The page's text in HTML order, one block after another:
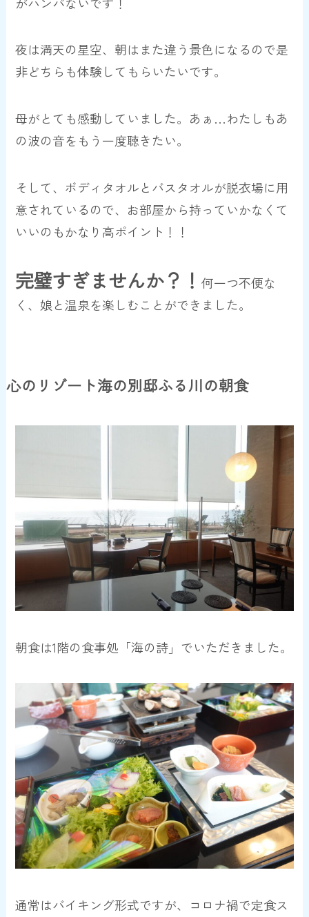
夜は満天の星空、朝はまた違う景色になるので是
非どちらも体験してもらいたいです。
母がとても感動していました。あぁ…わたしもあ
の波の音をもう一度聴きたい。
そして、 ボディタオルとバスタオルが脱衣場に用
意されているので、お部屋から持っていかなくて
いいのもかなり高ポイント！！
完璧すぎませんか？！何一つ不便な
く、娘と温泉を楽しむことができました。
心のリゾート海の別邸ふる川の朝食
朝食は1階の食事処「海の詩」でいただきました。
通常はバイキング形式ですが、コロナ禍で定食ス